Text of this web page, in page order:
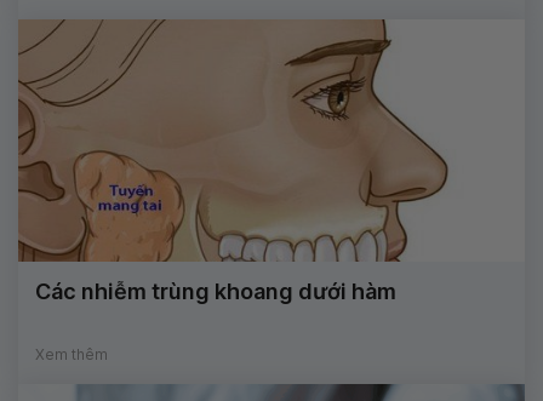
Các nhiễm trùng khoang dưới hàm
Xem thêm